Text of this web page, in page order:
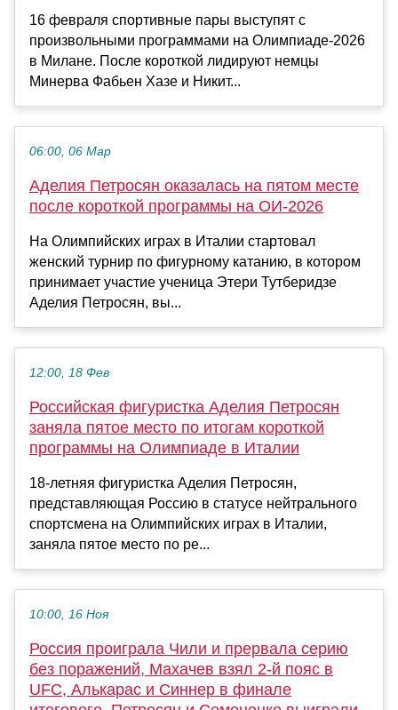
16 февраля спортивные пары выступят с
произвольными программами на Олимпиаде-2026
в Милане. После короткой лидируют немцы
Минерва Фабьен Хазе и Никит...
06:00, 06 Мар
Аделия Петросян оказалась на пятом месте
после короткой программы на ОИ-2026
На Олимпийских играх в Италии стартовал
женский турнир по фигурному катанию, в котором
принимает участие ученица Этери Тутберидзе
Аделия Петросян, вы...
12:00, 18 Фев
Российская фигуристка Аделия Петросян
заняла пятое место по итогам короткой
программы на Олимпиаде в Италии
18-летняя фигуристка Аделия Петросян,
представляющая Россию в статусе нейтрального
спортсмена на Олимпийских играх в Италии,
заняла пятое место по ре...
10:00, 16 Ноя
Россия проиграла Чили и прервала серию
без поражений, Махачев взял 2-й пояс в
UFC, Алькарас и Синнер в финале